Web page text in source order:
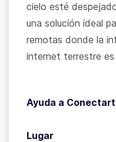
cielo esté
una solución ideal
remotas donde la
internet terrestre
Ayuda a
Lugar